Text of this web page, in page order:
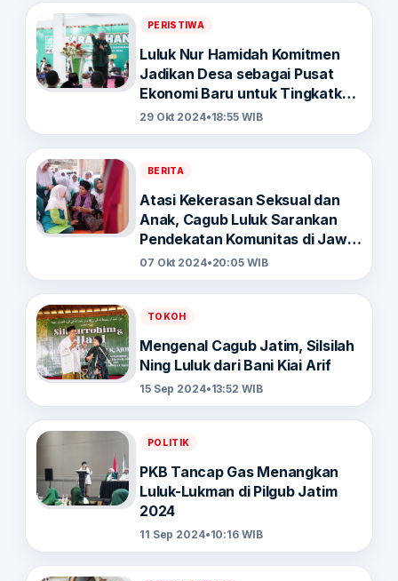
PERISTIWA
Luluk Nur Hamidah Komitmen
Jadikan Desa sebagai Pusat
Ekonomi Baru untuk Tingkatkan
Pariwisata Pasuruan
29 Okt 2024•18:55 WIB
BERITA
Atasi Kekerasan Seksual dan
Anak, Cagub Luluk Sarankan
Pendekatan Komunitas di Jawa
Timur
07 Okt 2024•20:05 WIB
TOKOH
Mengenal Cagub Jatim, Silsilah
Ning Luluk dari Bani Kiai Arif
15 Sep 2024•13:52 WIB
POLITIK
PKB Tancap Gas Menangkan
Luluk-Lukman di Pilgub Jatim
2024
11 Sep 2024•10:16 WIB